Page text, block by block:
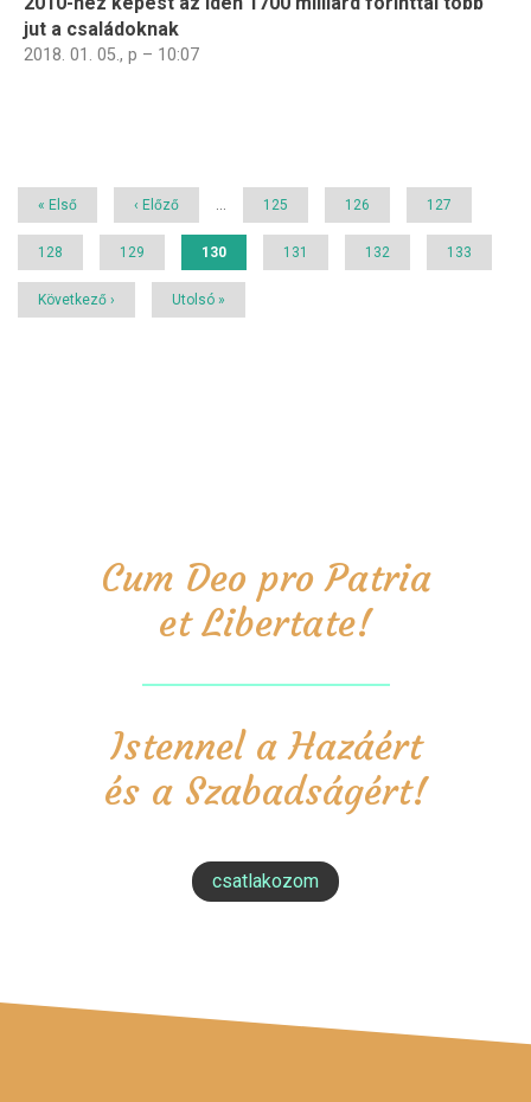
jut a családoknak
2018. 01. 05., p – 10:07
Első
« Első
Előző
‹ Előző Page
125 Page
126 Page
127
Page
128 Page
129
Jelenlegi
130 Page
131 Page
132 Page
133
Következő
Következő ›
Utolsó
Utolsó »
Cum Deo pro Patria
et Libertate!
Istennel a Hazáért
és a Szabadságért!
csatlakozom